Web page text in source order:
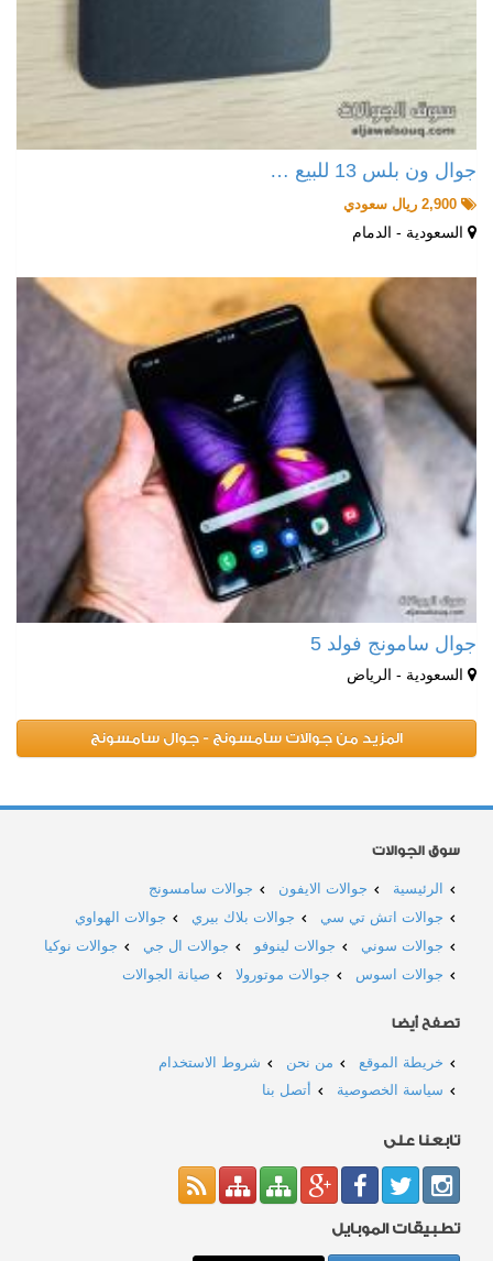
جوال ون بلس 13 للبيع …
السعودية - الدمام
جوال سامونج فولد 5
السعودية - الرياض
المزيد من جوالات سامسونج - جوال سامسونج
سوق الجوالات
الرئيسية جوالات الايفون
جوالات سامسونج
جوالات اتش تي سي
جوالات بلاك بيري
جوالات الهواوي
جوالات سوني
جوالات لينوفو جوالات ال جي
جوالات نوكيا
جوالات اسوس
جوالات موتورولا صيانة الجوالات
تصفح أيضا
خريطة الموقع من نحن
شروط الاستخدام
سياسة الخصوصية
أتصل بنا
تابعنا على
تطبيقات الموبايل